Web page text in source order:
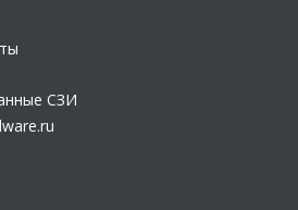
СЗИ